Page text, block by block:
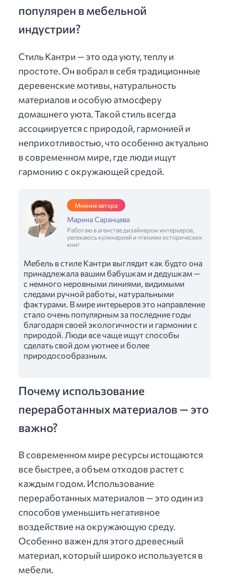
популярен в мебельной
индустрии?
Стиль Кантри — это ода уюту, теплу и
простоте. Он вобрал в себя традиционные
деревенские мотивы, натуральность
материалов и особую атмосферу
домашнего уюта. Такой стиль всегда
ассоциируется с природой, гармонией и
неприхотливостью, что особенно актуально
в современном мире, где люди ищут
гармонию с окружающей средой.
Мнение автора
Марина Саранцева
Работаю в агенстве дизайнером интерьеров,
увлекаюсь кулинарией и чтением исторических
книг
Мебель в стиле Кантри выглядит как будто она
принадлежала вашим бабушкам и дедушкам —
с немного неровными линиями, видимыми
следами ручной работы, натуральными
фактурами. В мире интерьеров это направление
стало очень популярным за последние годы
благодаря своей экологичности и гармонии с
природой. Люди все чаще ищут способы
сделать свой дом уютнее и более
природосообразным.
Почему использование
переработанных материалов — это
важно?
В современном мире ресурсы истощаются
все быстрее, а объем отходов растет с
каждым годом. Использование
переработанных материалов — это один из
способов уменьшить негативное
воздействие на окружающую среду.
Особенно важен для этого древесный
материал, который широко используется в
мебели.